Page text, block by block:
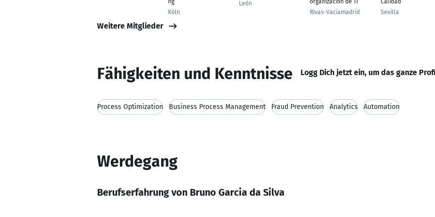
ng
Köln
León
organización de TI
Rivas-Vaciamadrid
Calidad
Sevilla
Weitere Mitglieder
Fähigkeiten und Kenntnisse Logg Dich jetzt ein, um das ganze
Process Optimization Business Process Management Fraud Prevention Analytics Automation
Werdegang
Berufserfahrung von Bruno Garcia da Silva